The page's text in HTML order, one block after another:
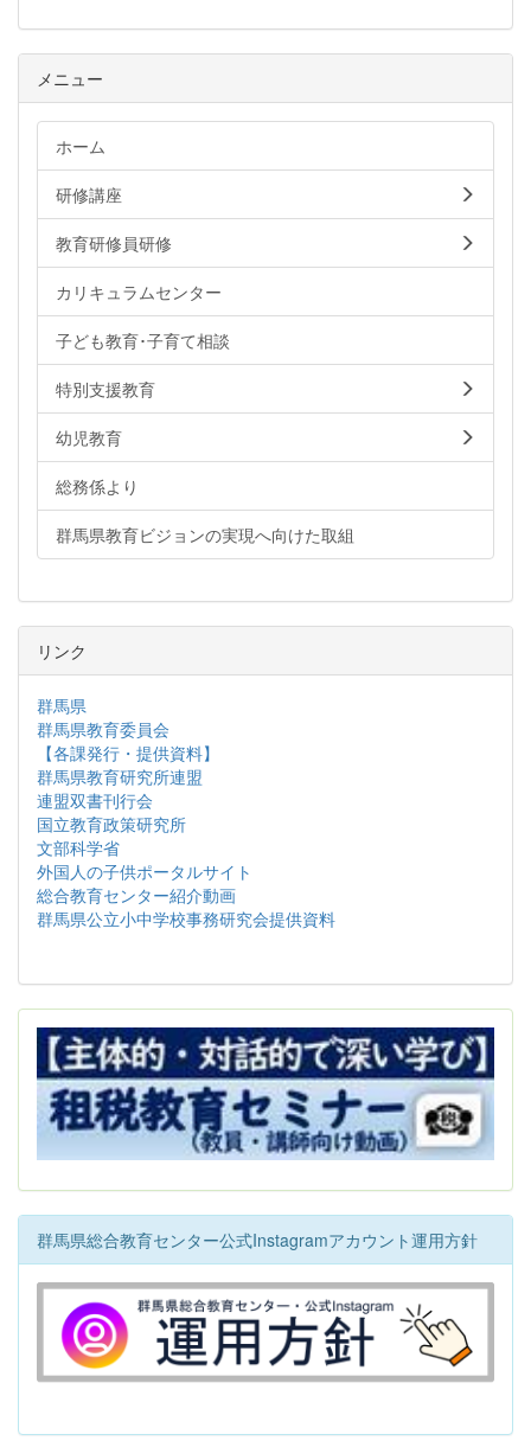
メニュー
ホーム
研修講座
教育研修員研修
カリキュラムセンター
子ども教育･子育て相談
特別支援教育
幼児教育
総務係より
群馬県教育ビジョンの実現へ向けた取組
リンク
群馬県
群馬県教育委員会
【各課発行・提供資料】
群馬県教育研究所連盟
連盟双書刊行会
国立教育政策研究所
文部科学省
外国人の子供ポータルサイト
総合教育センター紹介動画
群馬県公立小中学校事務研究会提供資料
群馬県総合教育センター公式Instagramアカウント運用方針